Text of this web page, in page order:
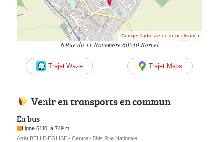
Corriger l’adresse ou la localisation
6 Rue du 11 Novembre 60540 Bornel
Trajet Waze Trajet Maps
Venir en transports en commun
En bus
Ligne 6110, à 749 m
Arrêt BELLE-EGLISE - Centre - 5bis Rue Nationale